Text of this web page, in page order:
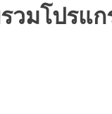
วมโปรแก